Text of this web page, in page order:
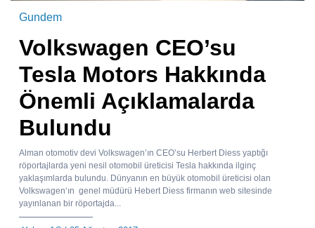
Gundem
Volkswagen CEO’su
Tesla Motors Hakkında
Önemli Açıklamalarda
Bulundu
Alman otomotiv devi Volkswagen’ın CEO’su Herbert Diess yaptığı
röportajlarda yeni nesil otomobil üreticisi Tesla hakkında ilginç
yaklaşımlarda bulundu. Dünyanın en büyük otomobil üreticisi olan
Volkswagen‘ın genel müdürü Hebert Diess firmanın web sitesinde
yayınlanan bir röportajda...